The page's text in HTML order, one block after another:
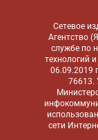
Сетевое
Агентство
службе по
технологий
06.09.2019
76613.
сети